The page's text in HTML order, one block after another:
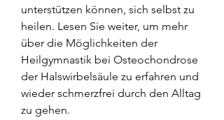
unterstützen können, sich selbst zu
heilen. Lesen Sie weiter, um mehr
über die Möglichkeiten der
Heilgymnastik bei Osteochondrose
der Halswirbelsäule zu erfahren und
wieder schmerzfrei durch den Alltag
zu gehen.